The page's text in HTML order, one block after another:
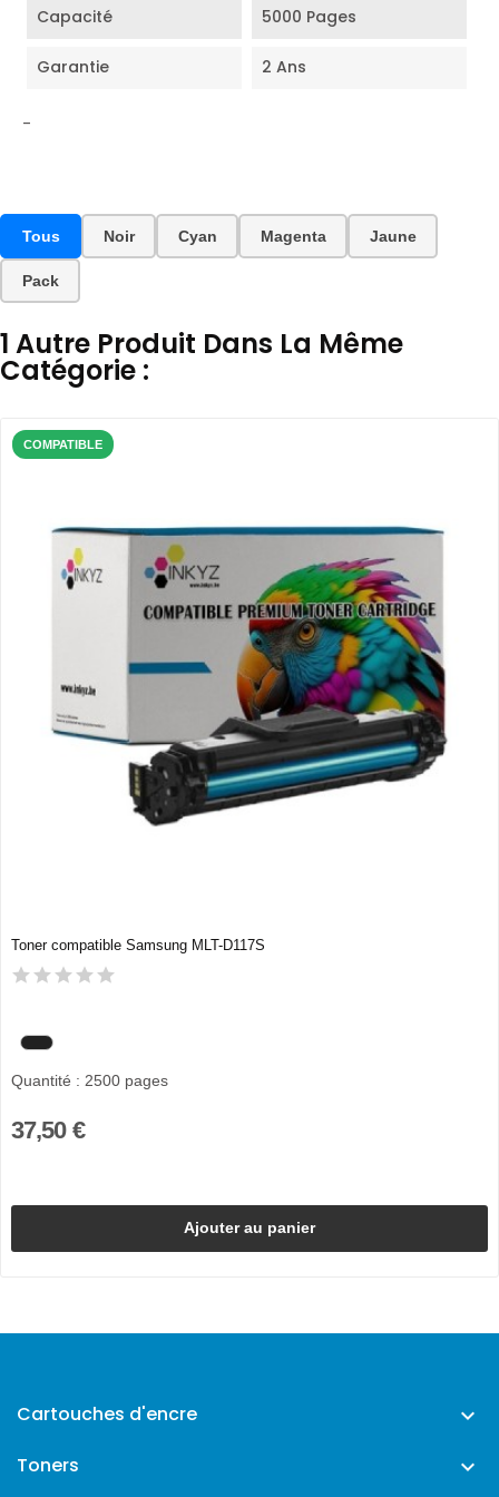
Capacité 5000 Pages
Garantie 2 Ans
-
Tous Noir Cyan Magenta Jaune
Pack
1 Autre Produit Dans La Même
Catégorie :
COMPATIBLE
Toner compatible Samsung MLT-D117S
Quantité : 2500 pages
37,50 €
Ajouter au panier
Cartouches d'encre 
Toners 